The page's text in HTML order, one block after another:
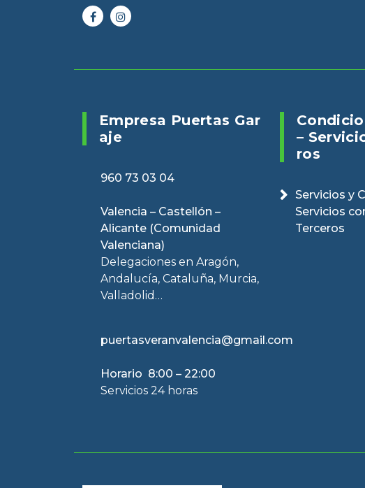
Online 24/7
960 73 03 04
Empresa Puertas Gar
Aje
960 73 03 04
Valencia – Castellón –
Alicante (Comunidad
Valenciana)
Delegaciones en Aragón,
Andalucía, Cataluña, Murcia,
Valladolid…
puertasveranvalencia@gmail.com
Horario 8:00 – 22:00
Servicios 24 horas
–
Ros
Servicios y
Servicios
Terceros